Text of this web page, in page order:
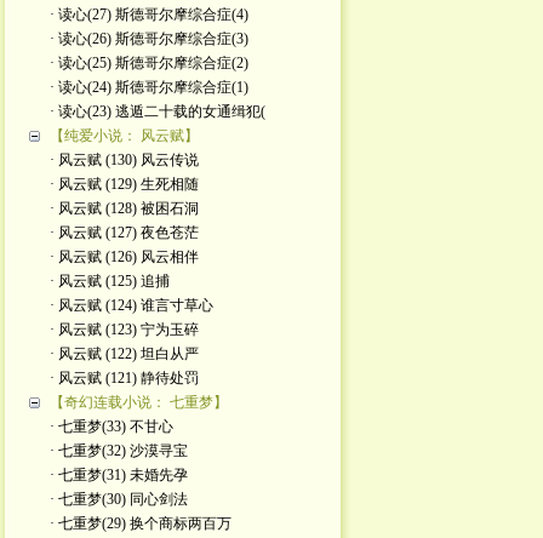
· 读心(27) 斯德哥尔摩综合症(4)
· 读心(26) 斯德哥尔摩综合症(3)
· 读心(25) 斯德哥尔摩综合症(2)
· 读心(24) 斯德哥尔摩综合症(1)
· 读心(23) 逃遁二十载的女通缉犯(
【纯爱小说： 风云赋】
· 风云赋 (130) 风云传说
· 风云赋 (129) 生死相随
· 风云赋 (128) 被困石洞
· 风云赋 (127) 夜色苍茫
· 风云赋 (126) 风云相伴
· 风云赋 (125) 追捕
· 风云赋 (124) 谁言寸草心
· 风云赋 (123) 宁为玉碎
· 风云赋 (122) 坦白从严
· 风云赋 (121) 静待处罚
【奇幻连载小说： 七重梦】
· 七重梦(33) 不甘心
· 七重梦(32) 沙漠寻宝
· 七重梦(31) 未婚先孕
· 七重梦(30) 同心剑法
· 七重梦(29) 换个商标两百万